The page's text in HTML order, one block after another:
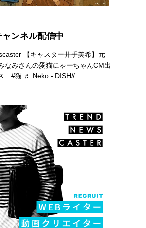
ンネル配信中
【キャスター井手美希】元
なみさんの愛猫にゃーちゃんCM出
ス#猫 ♬ Neko - DISH//